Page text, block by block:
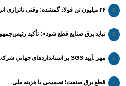
۲۶ میلیون تن فولاد گمشده؛ وقتی ناترازی انرژی بزرگ‌ترین مانع تولید می‌شود
نباید برق صنایع قطع شود»؛ تأکید
مهر تأیید SGS بر استانداردهای جهانیِ شرکت عملیات اکتشاف نفت
قطع برق صنعت؛ تصمیمی با هزینه ملی